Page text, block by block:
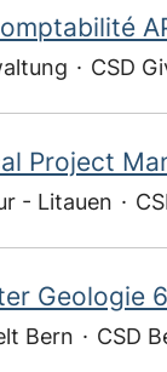
· CSD
Project
- Litauen ·
Geologie
Bern · CSD